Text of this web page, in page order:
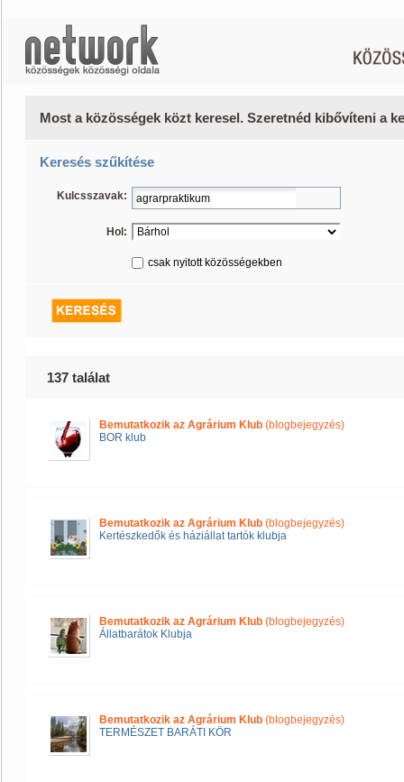
Most a közösségek közt keresel. Szeretnéd kibővíteni a
Keresés szűkítése
Kulcsszavak:
Hol:
csak nyitott közösségekben
137 találat
Bemutatkozik az Agrárium Klub (blogbejegyzés)
BOR klub
Bemutatkozik az Agrárium Klub (blogbejegyzés)
Kertészkedők és háziállat tartók klubja
Bemutatkozik az Agrárium Klub (blogbejegyzés)
Állatbarátok Klubja
Bemutatkozik az Agrárium Klub (blogbejegyzés)
TERMÉSZET BARÁTI KÖR